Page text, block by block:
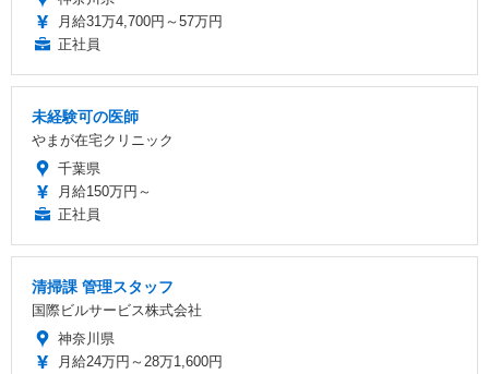
月給31万4,700円～57万円
正社員
未経験可の医師
やまが在宅クリニック
千葉県
月給150万円～
正社員
清掃課 管理スタッフ
国際ビルサービス株式会社
神奈川県
月給24万円～28万1,600円